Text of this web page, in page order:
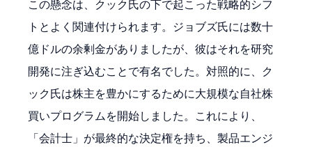
この懸念は、クック氏の下で起こった戦略的シフ
トとよく関連付けられます。ジョブズ氏には数十
億ドルの余剰金がありましたが、彼はそれを研究
開発に注ぎ込むことで有名でした。対照的に、ク
ック氏は株主を豊かにするために大規模な自社株
買いプログラムを開始しました。これにより、
「会計士」が最終的な決定権を持ち、製品エンジ